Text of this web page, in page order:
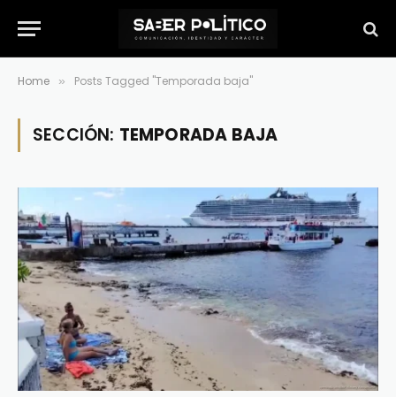
Home » Posts Tagged "Temporada baja"
SECCIÓN: TEMPORADA BAJA